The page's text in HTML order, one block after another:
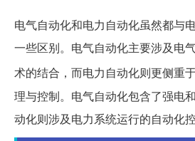
电气自动化和电力自动化虽然都与
一些区别。电气自动化主要涉及电
术的结合，而电力自动化则更侧重
理与控制。电气自动化包含了强电
动化则涉及电力系统运行的自动化控